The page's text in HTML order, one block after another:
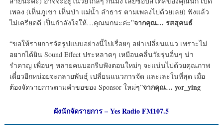
เพลง (เห็นภูเขา เห็นป่า แม่น้ำ ลำธาร ตามเพลงไปด้วยเลย) ฟังแล้ว
ไม่เครียดดี เป็นกำลังใจให้…คุณนกนะค่ะ”จากคุณ… รสสุคนธ์
“ขอให้รายการจัดรูปแบบอย่างนี้ไปเรื่อยๆ อย่าเปลี่ยนแนว เพราะไม่
อยากได้ยิน Sound Effect ประหลาดๆ เหมือนคลื่นวัยรุ่นอื่นๆ น่า
รำคาญ เพื่อนๆ หลายคนบอกรีบฟังตอนใหม่ๆ จะแน่นไปด้วยคุณภาพ
เดี๋ยวอีกหน่อยจะกลายพันธุ์ เปลี่ยนแนวการจัด และเละในที่สุด เมื่อ
ต้องจัดรายการตามคำขอของ Sponsor ใหม่ๆ”จากคุณ… yor_ying
ผังนักจัดรายการ – Yes Radio FM107.5